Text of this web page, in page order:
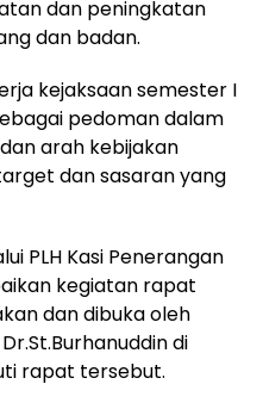
dan peningkatan
dan badan.
kejaksaan semester I
pedoman dalam
arah kebijakan
dan sasaran yang
PLH Kasi Penerangan
kegiatan rapat
dan dibuka oleh
di
rapat tersebut.